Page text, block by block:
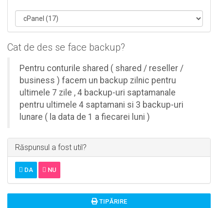
Cat de des se face backup?
Pentru conturile shared ( shared / reseller /
business ) facem un backup zilnic pentru
ultimele 7 zile , 4 backup-uri saptamanale
pentru ultimele 4 saptamani si 3 backup-uri
lunare ( la data de 1 a fiecarei luni )
Răspunsul a fost util?
DA NU
TIPĂRIRE